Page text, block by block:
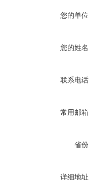
您的单位
您的姓名
联系电话
常用邮箱
省份
详细地址